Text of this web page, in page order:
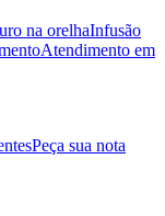
na orelhaInfusão
Atendimento em
Peça sua nota